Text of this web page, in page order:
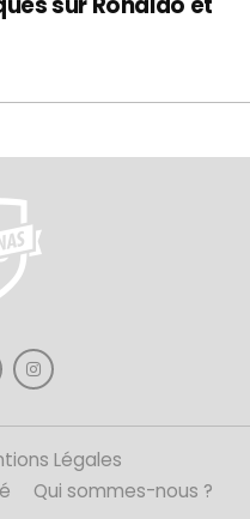
Légales
Qui sommes-nous ?